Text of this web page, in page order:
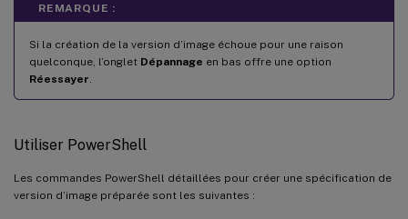
REMARQUE :
Si la création de la version d’image échoue pour une raison
quelconque, l’onglet Dépannage en bas offre une option
Réessayer
Utiliser PowerShell
Les commandes PowerShell détaillées pour créer une spécification de
version d’image préparée sont les suivantes :